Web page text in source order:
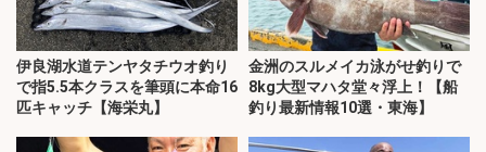
伊良湖水道テンヤタチウオ釣り
で指5.5本クラスを筆頭に本命16
匹キャッチ【海栄丸】
金洲のスルメイカ泳がせ釣りで
8kg大型マハタ堂々浮上！【船
釣り最新情報10選・東海】